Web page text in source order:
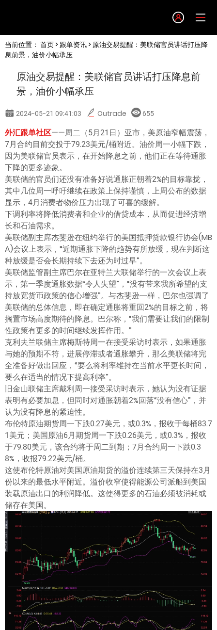
English
简体中文
한글
日本語
Tiếng việt
ไทย
当前位置： 首页> 跟单资讯> 原油交易提醒：美联储官员讲话打压降
息前景，油价小幅承压
原油交易提醒：美联储官员讲话打压降息前
景，油价小幅承压
2024-05-21 09:41:03 Outrade 655
外汇跟单社区——周二（5月21日）亚市，美原油窄幅震荡，
7月合约目前交投于79.23美元/桶附近。油价周一小幅下跌，
因为美联储官员表示，在开始降息之前，他们正在等待通胀
下降的更多迹象。
美联储的官员们还没有准备好说通胀正朝着2%的目标靠拢，
其中几位周一呼吁继续在政策上保持谨慎，上周公布的数据
显示，4月消费者物价压力出现了可喜的缓解。
下调利率将降低消费者和企业的借贷成本，从而促进经济增
长和石油需求。
美联储副主席杰斐逊在纽约举行的美国抵押贷款银行协会(MB
A)会议上表示，“近期通胀下降的趋势有所放缓，现在判断这
种放缓是否会长期持续下去还为时过早”。
美联储监管副主席巴尔在亚特兰大联储举行的一次会议上表
示，第一季度通胀数据“令人失望”，“没有带来我所希望的支
持放宽货币政策的信心增强”。与杰斐逊一样，巴尔也强调了
美联储的总体信息，即在确定通胀将重回2%的目标之前，将
搁置市场高度期待的降息。巴尔称，“我们需要让我们的限制
性政策有更多的时间继续发挥作用。”
克利夫兰联储主席梅斯特周一在接受采访时表示，如果通胀
与她的预期不符，进展停滞或者通胀攀升，那么美联储将完
全准备好做出回应，“要么将利率维持在当前水平更长时间，
要么在适当的情况下提高利率”。
旧金山联储主席戴利周一接受采访时表示，她认为没有证据
表明有必要加息，但同时对通胀朝着2%回落“没有信心”，并
认为没有降息的紧迫性。
布伦特原油期货周一下跌0.27美元，或0.3%，报收于每桶83.7
1美元；美国原油6月期货周一下跌0.26美元，或0.3%，报收
于79.80美元，该合约将于周二到期；7月合约周一下跌0.3
8%，收报79.22美元/桶。
这使布伦特原油对美国原油期货的溢价连续第三天保持在3月
份以来的最低水平附近。溢价收窄使得能源公司派船到美国
装载原油出口的利润降低。这使得更多的石油必须被消耗或
储存在美国。